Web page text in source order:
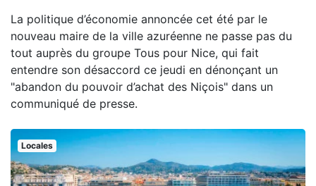
La politique d’économie annoncée cet été par le
nouveau maire de la ville azuréenne ne passe pas du
tout auprès du groupe Tous pour Nice, qui fait
entendre son désaccord ce jeudi en dénonçant un
"abandon du pouvoir d’achat des Niçois" dans un
communiqué de presse.
Locales